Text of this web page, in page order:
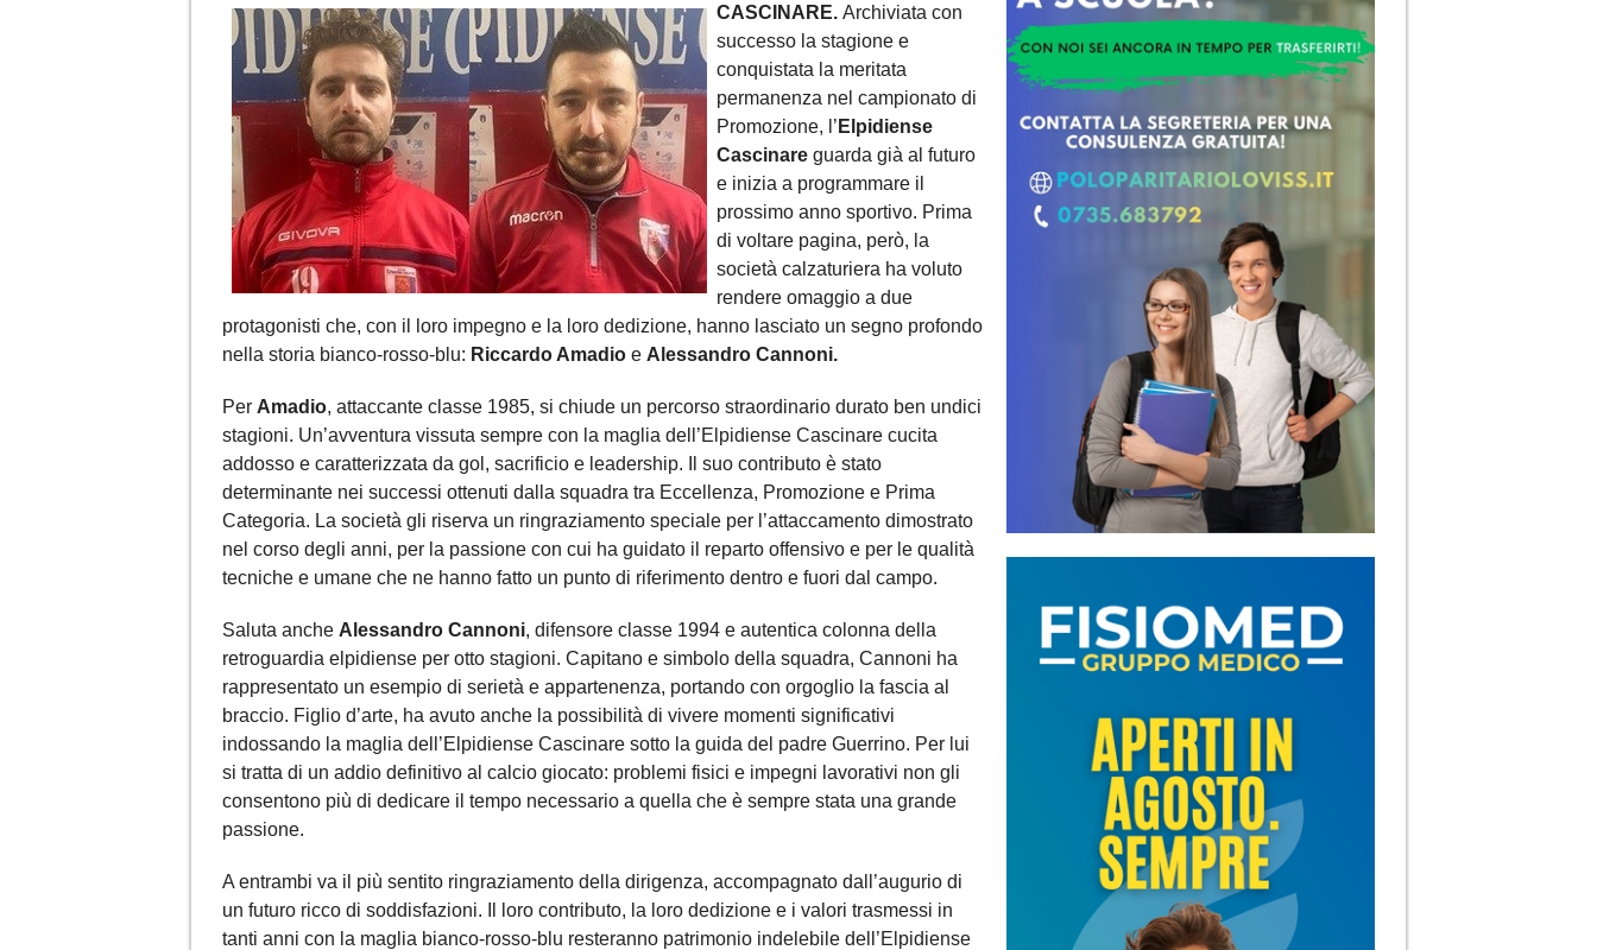
CASCINARE. Archiviata con
successo la stagione e
conquistata la meritata
permanenza nel campionato di
Promozione, l’ Elpidiense
Cascinare guarda già al futuro
e inizia a programmare il
prossimo anno sportivo. Prima
di voltare pagina, però, la
società calzaturiera ha voluto
rendere omaggio a due
protagonisti che, con il loro impegno e la loro dedizione, hanno lasciato un segno profondo
nella storia bianco-rosso-blu: Riccardo Amadio e Alessandro Cannoni.
Per Amadio, attaccante classe 1985, si chiude un percorso straordinario durato ben undici
stagioni. Un’avventura vissuta sempre con la maglia dell’Elpidiense Cascinare cucita
addosso e caratterizzata da gol, sacrificio e leadership. Il suo contributo è stato
determinante nei successi ottenuti dalla squadra tra Eccellenza, Promozione e Prima
Categoria. La società gli riserva un ringraziamento speciale per l’attaccamento dimostrato
nel corso degli anni, per la passione con cui ha guidato il reparto offensivo e per le qualità
tecniche e umane che ne hanno fatto un punto di riferimento dentro e fuori dal campo.
Saluta anche Alessandro Cannoni, difensore classe 1994 e autentica colonna della
retroguardia elpidiense per otto stagioni. Capitano e simbolo della squadra, Cannoni ha
rappresentato un esempio di serietà e appartenenza, portando con orgoglio la fascia al
braccio. Figlio d’arte, ha avuto anche la possibilità di vivere momenti significativi
indossando la maglia dell’Elpidiense Cascinare sotto la guida del padre Guerrino. Per lui
si tratta di un addio definitivo al calcio giocato: problemi fisici e impegni lavorativi non gli
consentono più di dedicare il tempo necessario a quella che è sempre stata una grande
passione.
A entrambi va il più sentito ringraziamento della dirigenza, accompagnato dall’augurio di
un futuro ricco di soddisfazioni. Il loro contributo, la loro dedizione e i valori trasmessi in
tanti anni con la maglia bianco-rosso-blu resteranno patrimonio indelebile dell’Elpidiense